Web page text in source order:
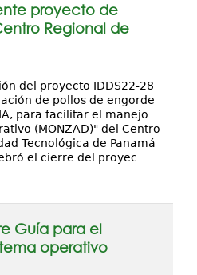
proyecto de
Regional de
del proyecto IDDS22-28
de pollos de engorde
para facilitar el manejo
(MONZAD)" del Centro
Tecnológica de Panamá
el cierre del proyec
Guía para el
operativo